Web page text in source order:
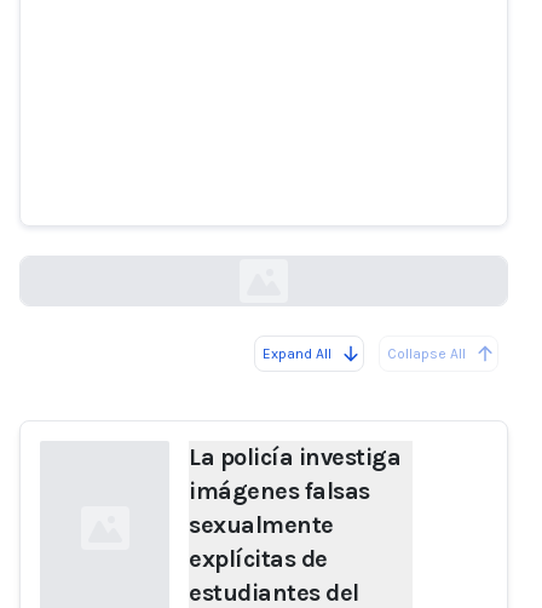
Expand All Collapse All
La policía investiga
imágenes falsas
sexualmente
explícitas de
estudiantes del